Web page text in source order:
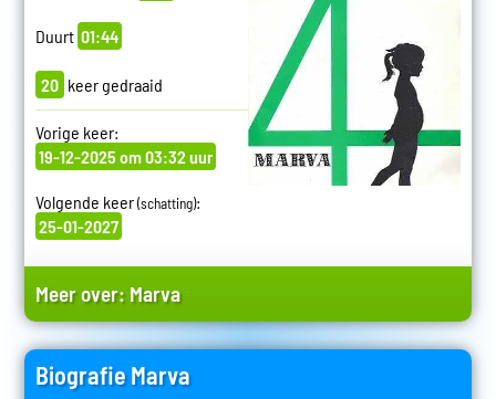
Duurt 01:44
20 keer gedraaid
Vorige keer:
19-12-2025 om 03:32 uur
Volgende keer(schatting):
25-01-2027
Meer over: Marva
Biografie Marva